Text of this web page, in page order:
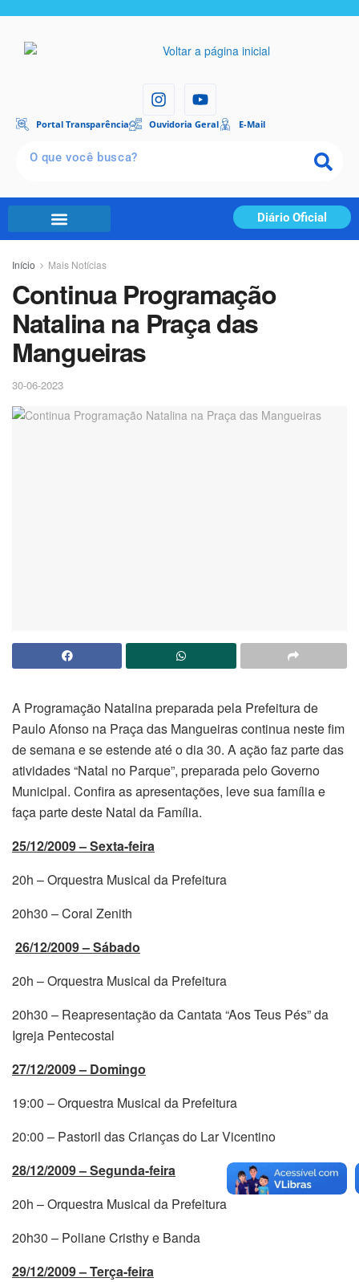
Portal Transparência Ouvidoria Geral E-Mail
Diário Oficial
Início Mais Notícias
Continua Programação
Natalina na Praça das
Mangueiras
30-06-2023
A Programação Natalina preparada pela Prefeitura de
Paulo Afonso na Praça das Mangueiras continua neste fim
de semana e se estende até o dia 30. A ação faz parte das
atividades “Natal no Parque”, preparada pelo Governo
Municipal. Confira as apresentações, leve sua família e
faça parte deste Natal da Família.
25/12/2009 – Sexta-feira
20h – Orquestra Musical da Prefeitura
20h30 – Coral Zenith
26/12/2009 – Sábado
20h – Orquestra Musical da Prefeitura
20h30 – Reapresentação da Cantata “Aos Teus Pés” da
Igreja Pentecostal
27/12/2009 – Domingo
19:00 – Orquestra Musical da Prefeitura
20:00 – Pastoril das Crianças do Lar Vicentino
28/12/2009 – Segunda-feira
20h – Orquestra Musical da Prefeitura
20h30 – Poliane Cristhy e Banda
29/12/2009 – Terça-feira